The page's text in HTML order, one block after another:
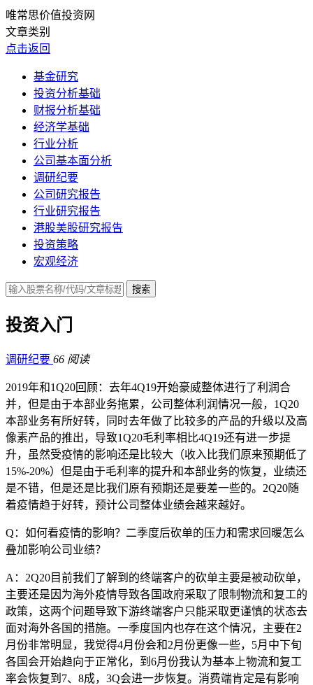
唯常思价值投资网
文章类别
点击返回
基金研究
投资分析基础
财报分析基础
经济学基础
行业分析
公司基本面分析
调研纪要
公司研究报告
行业研究报告
港股美股研究报告
投资策略
宏观经济
投资入门
调研纪要 66 阅读
2019年和1Q20回顾：去年4Q19开始豪威整体进行了利润合
并，但是由于本部业务拖累，公司整体利润情况一般，1Q20
本部业务有所好转，同时去年做了比较多的产品的升级以及高
像素产品的推出，导致1Q20毛利率相比4Q19还有进一步提
升，虽然受疫情的影响还是比较大（收入比我们原来预期低了
15%-20%）但是由于毛利率的提升和本部业务的恢复，业绩还
是不错，但是还是比我们原有预期还是要差一些的。2Q20随
着疫情趋于好转，预计公司整体业绩会越来越好。
Q：如何看疫情的影响？二季度后砍单的压力和需求回暖怎么
叠加影响公司业绩？
A：2Q20目前我们了解到的终端客户的砍单主要是被动砍单，
主要还是因为海外疫情导致各国政府采取了限制物流和复工的
政策，这两个问题导致下游终端客户只能采取更谨慎的状态去
面对海外各国的措施。一季度国内也存在这个情况，主要在2
月份非常明显，我觉得4月份会和2月份更像一些，5月中下旬
各国会开始趋向于正常化，到6月份我认为基本上物流和复工
率会恢复到7、8成，3Q会进一步恢复。消费端肯定是有影响